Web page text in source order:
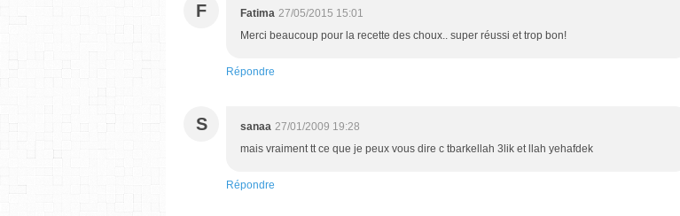
F Fatima 27/05/2015 15:01
Merci beaucoup pour la recette des choux.. super réussi et trop bon!
Répondre
S sanaa 27/01/2009 19:28
mais vraiment tt ce que je peux vous dire c tbarkellah 3lik et llah yehafdek
Répondre